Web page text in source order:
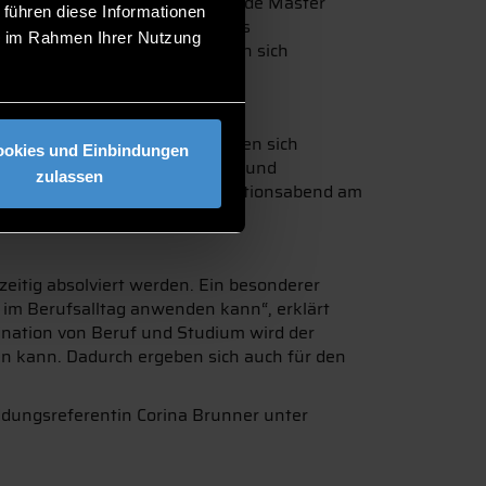
diese Informationen
Rahmen Ihrer Nutzung
und Einbindungen
zulassen
um spezifisches
12. Dezember können sich
und bilden sich
für Ingenieure, Informatiker und
Interessierte beim Informationsabend am
absolviert werden. Ein besonderer
Berufsalltag anwenden kann“, erklärt
von Beruf und Studium wird der
kann. Dadurch ergeben sich auch für den
Corina Brunner unter